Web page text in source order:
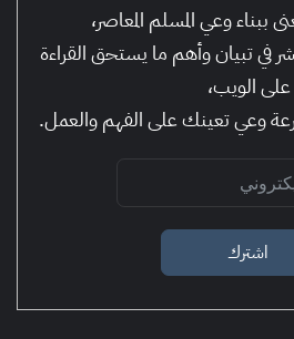
ببناء وعي المسلم المعاصر،
في تبيان وأهم ما يستحق القراءة
على الويب،
وعي تعينك على الفهم والعمل.
اشترك